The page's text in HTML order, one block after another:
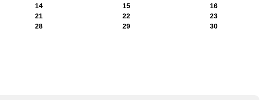
14 15
16
21 22
23
28 29
30